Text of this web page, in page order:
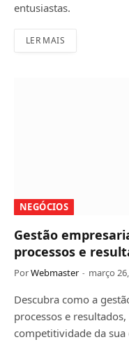
entusiastas.
LER MAIS
NEGÓCIOS
Gestão
processos e
PorWebmaster março
Descubra como a
processos e
competitividade da sua